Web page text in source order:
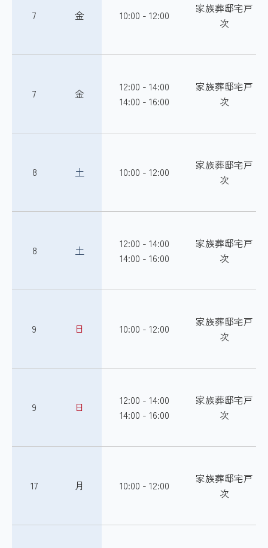
7 金 10:00 - 12:00
家族葬邸宅戸
次
7 金
12:00 - 14:00
14:00 - 16:00
家族葬邸宅戸
次
8 土 10:00 - 12:00
家族葬邸宅戸
次
8 土
12:00 - 14:00
14:00 - 16:00
家族葬邸宅戸
次
9 日 10:00 - 12:00
家族葬邸宅戸
次
9 日
12:00 - 14:00
14:00 - 16:00
家族葬邸宅戸
次
17 月 10:00 - 12:00
家族葬邸宅戸
次